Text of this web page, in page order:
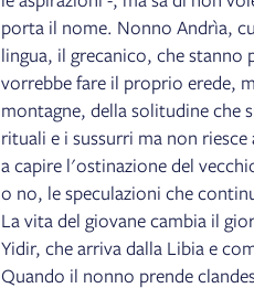
porta il nome. Nonno Andrìa,
lingua, il grecanico, che
vorrebbe fare il proprio erede,
montagne, della solitudine che
rituali e i sussurri ma non
a capire l'ostinazione del
o no, le speculazioni che
La vita del giovane cambia il
Yidir, che arriva dalla Libia e
Quando il nonno prende